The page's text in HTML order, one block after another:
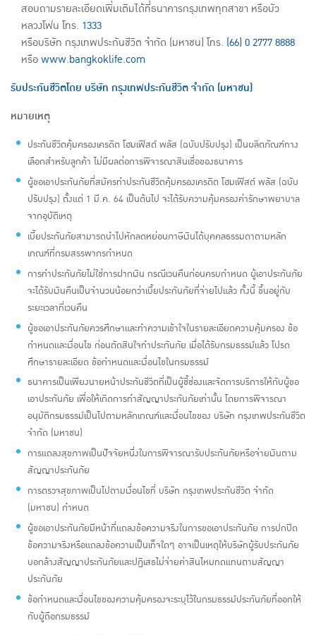
สอบถามรายละเอียดเพิ่มเติมได้ที่ธนาคารกรุงเทพทุกสาขา หรือบัว
หลวงโฟน โทร. 1333
หรือบริษัท กรุงเทพประกันชีวิต จำกัด (มหาชน) โทร. (66) 0 2777 8888
หรือwww.bangkoklife.com
รับประกันชีวิตโดย บริษัท กรุงเทพประกันชีวิต จำกัด (มหาชน)
หมายเหตุ
ประกันชีวิตคุ้มครองเครดิต โฮมเฟิสต์ พลัส (ฉบับปรับปรุง) เป็นผลิตภัณฑ์ทาง
เลือกสำหรับลูกค้า ไม่มีผลต่อการพิจารณาสินเชื่อของธนาคาร
ผู้ขอเอาประกันภัยที่สมัครทำประกันชีวิตคุ้มครองเครดิต โฮมเฟิสต์ พลัส (ฉบับ
ปรับปรุง) ตั้งแต่ 1 มี.ค. 64 เป็นต้นไป จะได้รับความคุ้มครองค่ารักษาพยาบาล
จากอุบัติเหตุ
เบี้ยประกันภัยสามารถนำไปหักลดหย่อนภาษีเงินได้บุคคลธรรมดาตามหลัก
เกณฑ์ที่กรมสรรพากรกำหนด
การทำประกันภัยไม่ใช่การฝากเงิน กรณีเวนคืนก่อนครบกำหนด ผู้เอาประกันภัย
จะได้รับเงินคืนเป็นจำนวนน้อยกว่าเบี้ยประกันภัยที่จ่ายไปแล้ว ทั้งนี้ ขึ้นอยู่กับ
ระยะเวลาที่เวนคืน
ผู้ขอเอาประกันภัยควรศึกษาและทำความเข้าใจในรายละเอียดความคุ้มครอง ข้อ
กำหนดและเงื่อนไข ก่อนตัดสินใจทำประกันภัย เมื่อได้รับกรมธรรม์แล้ว โปรด
ศึกษารายละเอียด ข้อกำหนดและเงื่อนไขในกรมธรรม์
ธนาคารเป็นเพียงนายหน้าประกันชีวิตที่เป็นผู้ชี้ช่องและจัดการบริการให้กับผู้ขอ
เอาประกันภัย เพื่อให้เกิดการทำสัญญาประกันภัยเท่านั้น โดยการพิจารณา
อนุมัติกรมธรรม์เป็นไปตามหลักเกณฑ์และเงื่อนไขของ บริษัท กรุงเทพประกันชีวิต
จำกัด (มหาชน)
การแถลงสุขภาพเป็นปัจจัยหนึ่งในการพิจารณารับประกันภัยหรือจ่ายเงินตาม
สัญญาประกันภัย
การตรวจสุขภาพเป็นไปตามเงื่อนไขที่ บริษัท กรุงเทพประกันชีวิต จำกัด
(มหาชน) กำหนด
ผู้ขอเอาประกันภัยมีหน้าที่แถลงข้อความจริงในการขอเอาประกันภัย การปกปิด
ข้อความจริงหรือแถลงข้อความเป็นเท็จใดๆ อาจเป็นเหตุให้บริษัทผู้รับประกันภัย
บอกล้างสัญญาประกันภัยและปฏิเสธไม่จ่ายค่าสินไหมทดแทนตามสัญญา
ประกันภัย
ข้อกำหนดและเงื่อนไขของความคุ้มครองจะระบุไว้ในกรมธรรม์ประกันภัยที่ออกให้
กับผู้ถือกรมธรรม์